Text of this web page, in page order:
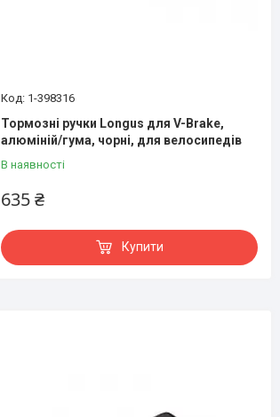
1-398316
Тормозні ручки Longus для V-Brake,
алюміній/гумa, чорні, для велосипедів
В наявності
635 ₴
Купити